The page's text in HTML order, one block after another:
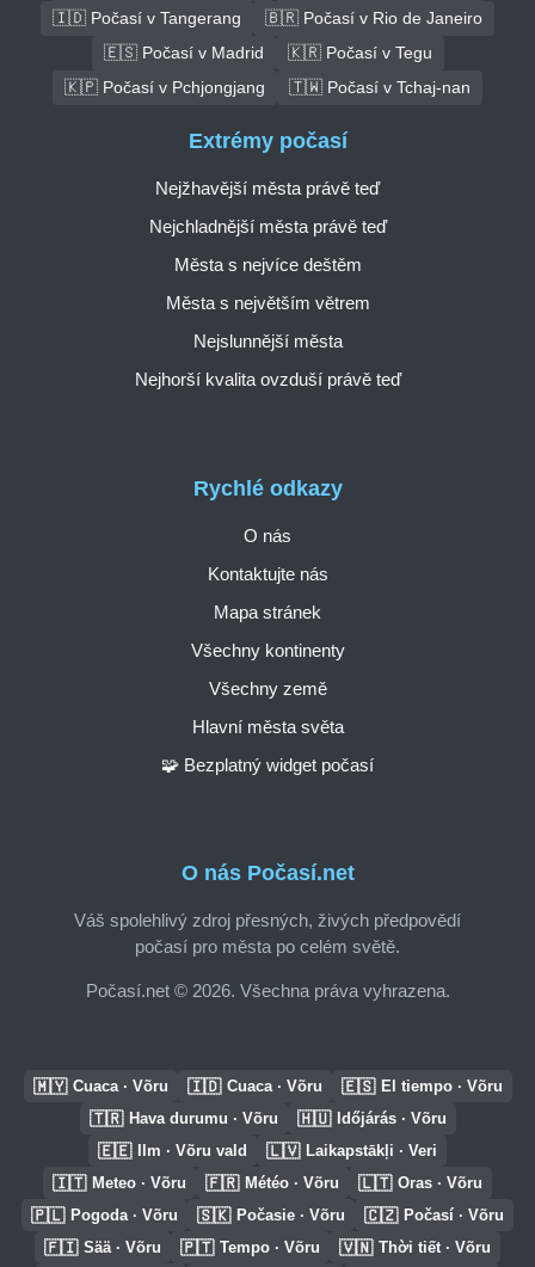
🇮🇩 Počasí v Tangerang
🇧🇷 Počasí v Rio de Janeiro
🇪🇸 Počasí v Madrid
🇰🇷 Počasí v Tegu
🇰🇵 Počasí v Pchjongjang
🇹🇼 Počasí v Tchaj-nan
O nás Počasí.net
Váš spolehlivý zdroj přesných, živých předpovědí
počasí pro města po celém světě.
Počasí.net © 2026. Všechna práva vyhrazena.
Rychlé odkazy
O nás
Kontaktujte nás
Mapa stránek
Všechny kontinenty
Všechny země
Hlavní města světa
🧩 Bezplatný widget počasí
Extrémy počasí
Nejžhavější města právě teď
Nejchladnější města právě teď
Města s nejvíce deštěm
Města s největším větrem
Nejslunnější města
Nejhorší kvalita ovzduší právě teď
🇲🇾 Cuaca · Võru 🇮🇩 Cuaca · Võru 🇪🇸 El tiempo · Võru
🇹🇷 Hava durumu · Võru 🇭🇺 Időjárás · Võru
🇪🇪 Ilm · Võru vald 🇱🇻 Laikapstākļi · Veri
🇮🇹 Meteo · Võru 🇫🇷 Météo · Võru 🇱🇹 Oras · Võru
🇵🇱 Pogoda · Võru 🇸🇰 Počasie · Võru 🇨🇿 Počasí · Võru
🇫🇮 Sää · Võru 🇵🇹 Tempo · Võru 🇻🇳 Thời tiết · Võru